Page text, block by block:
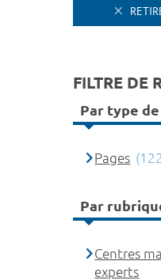
FILTRE DE
Par type
Pages
Par
Centres
experts